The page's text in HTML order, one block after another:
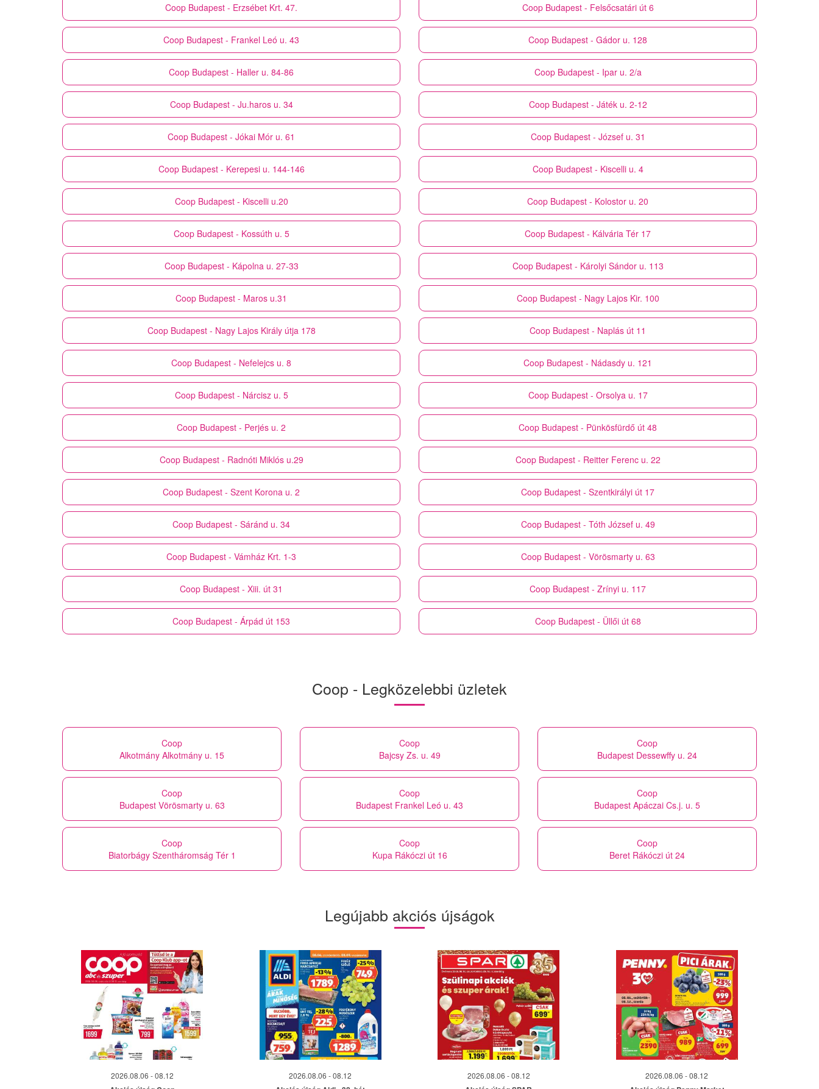
Coop Budapest - Erzsébet Krt. 47. Coop Budapest - Felsőcsatári út 6
Coop Budapest - Frankel Leó u. 43 Coop Budapest - Gádor u. 128
Coop Budapest - Haller u. 84-86 Coop Budapest - Ipar u. 2/a
Coop Budapest - Ju.haros u. 34 Coop Budapest - Játék u. 2-12
Coop Budapest - Jókai Mór u. 61 Coop Budapest - József u. 31
Coop Budapest - Kerepesi u. 144-146 Coop Budapest - Kiscelli u. 4
Coop Budapest - Kiscelli u.20 Coop Budapest - Kolostor u. 20
Coop Budapest - Kossúth u. 5 Coop Budapest - Kálvária Tér 17
Coop Budapest - Kápolna u. 27-33 Coop Budapest - Károlyi Sándor u. 113
Coop Budapest - Maros u.31 Coop Budapest - Nagy Lajos Kir. 100
Coop Budapest - Nagy Lajos Király útja 178 Coop Budapest - Naplás út 11
Coop Budapest - Nefelejcs u. 8 Coop Budapest - Nádasdy u. 121
Coop Budapest - Nárcisz u. 5 Coop Budapest - Orsolya u. 17
Coop Budapest - Perjés u. 2 Coop Budapest - Pünkösfürdő út 48
Coop Budapest - Radnóti Miklós u.29 Coop Budapest - Reitter Ferenc u. 22
Coop Budapest - Szent Korona u. 2 Coop Budapest - Szentkirályi út 17
Coop Budapest - Sáránd u. 34 Coop Budapest - Tóth József u. 49
Coop Budapest - Vámház Krt. 1-3 Coop Budapest - Vörösmarty u. 63
Coop Budapest - Xiii. út 31 Coop Budapest - Zrínyi u. 117
Coop Budapest - Árpád út 153 Coop Budapest - Üllői út 68
Coop - Legközelebbi üzletek
Coop
Alkotmány Alkotmány u. 15
Coop
Bajcsy Zs. u. 49
Coop
Budapest Dessewffy u. 24
Coop
Budapest Vörösmarty u. 63
Coop
Budapest Frankel Leó u. 43
Coop
Budapest Apáczai Cs.j. u. 5
Coop
Biatorbágy Szentháromság Tér 1
Coop
Kupa Rákóczi út 16
Coop
Beret Rákóczi út 24
Legújabb akciós újságok
2026.08.06 - 08.12 2026.08.06 - 08.12 2026.08.06 - 08.12 2026.08.06 - 08.12